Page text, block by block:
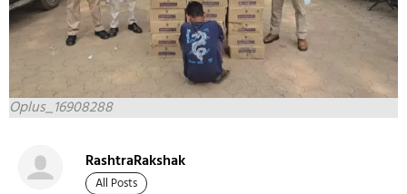
Oplus_16908288
RashtraRakshak
All Posts